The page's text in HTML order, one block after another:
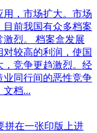
，市场扩大。市场
前我国有众多档案
烈。 档案盒发展
较高的利润，使国
，竞争更趋激烈。经
业同行间的恶性竞争
文档...
拼在一张印版上进